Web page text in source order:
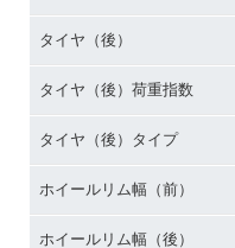
タイヤ（後）
タイヤ（後）荷重指数
タイヤ（後）タイプ
ホイールリム幅（前）
ホイールリム幅（後）